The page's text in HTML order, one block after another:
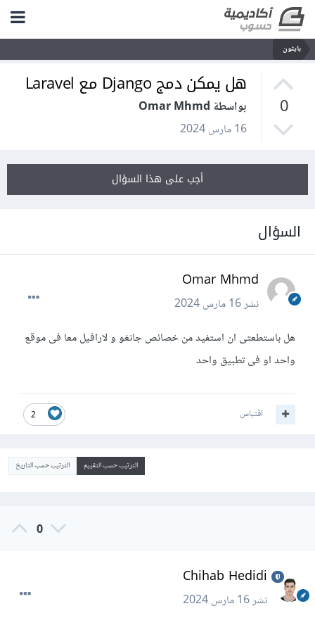
بايثون
0
هل يمكن دمج Django مع Laravel
بواسطة Omar Mhmd
16 مارس 2024
أجب على هذا السؤال
السؤال
Omar Mhmd
نشر16 مارس 2024
هل باستطعتى ان استفيد من خصائص جانغو و لارافيل معا فى موقع
واحد او فى تطبيق واحد
2 اقتباس
الترتيب حسب التقييم الترتيب حسب التاريخ
0
Chihab Hedidi
نشر16 مارس 2024